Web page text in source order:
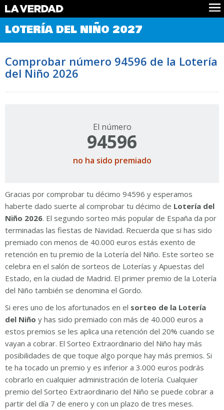
Comprobar Loteria del Niño
Premios
Noticias
Datos
Historia
LOTERÍA DEL NIÑO 2027
Comprobar número 94596 de la Lotería
del Niño 2026
El número
94596
no ha sido premiado
Gracias por comprobar tu décimo 94596 y esperamos
haberte dado suerte al comprobar tu décimo de Lotería del
Niño 2026. El segundo sorteo más popular de España da por
terminadas las fiestas de Navidad. Recuerda que si has sido
premiado con menos de 40.000 euros estás exento de
retención en tu premio de la Lotería del Niño. Este sorteo se
celebra en el salón de sorteos de Loterías y Apuestas del
Estado, en la ciudad de Madrid. El primer premio de la Lotería
del Niño también se denomina el Gordo.
Si eres uno de los afortunados en el sorteo de la Lotería
del Niño y has sido premiado con más de 40.000 euros a
estos premios se les aplica una retención del 20% cuando se
vayan a cobrar. El Sorteo Extraordinario del Niño hay más
posibilidades de que toque algo porque hay más premios. Si
te ha tocado un premio y es inferior a 3.000 euros podrás
cobrarlo en cualquier administración de lotería. Cualquier
premio del Sorteo Extraordinario del Niño se puede cobrar a
partir del día 7 de enero y con un plazo de tres meses.